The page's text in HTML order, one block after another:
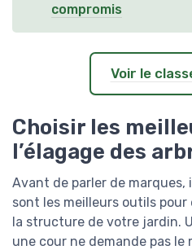
compromis
Voir le
Choisir les
l’élagage des
Avant de parler de
sont les meilleurs outils pour
la structure de votre jardin.
une cour ne demande pas le